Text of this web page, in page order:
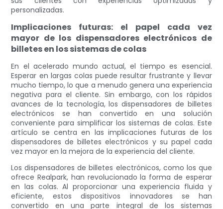
personalizadas.
Implicaciones futuras: el papel cada vez
mayor de los dispensadores electrónicos de
billetes en los sistemas de colas
En el acelerado mundo actual, el tiempo es esencial.
Esperar en largas colas puede resultar frustrante y llevar
mucho tiempo, lo que a menudo genera una experiencia
negativa para el cliente. Sin embargo, con los rápidos
avances de la tecnología, los dispensadores de billetes
electrónicos se han convertido en una solución
conveniente para simplificar los sistemas de colas. Este
artículo se centra en las implicaciones futuras de los
dispensadores de billetes electrónicos y su papel cada
vez mayor en la mejora de la experiencia del cliente.
Los dispensadores de billetes electrónicos, como los que
ofrece Realpark, han revolucionado la forma de esperar
en las colas. Al proporcionar una experiencia fluida y
eficiente, estos dispositivos innovadores se han
convertido en una parte integral de los sistemas